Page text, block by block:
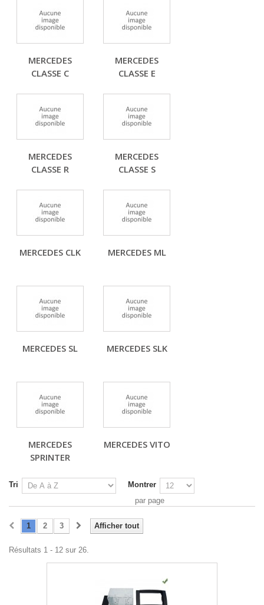
MERCEDES
CLASSE C
MERCEDES
CLASSE E
MERCEDES
CLASSE R
MERCEDES
CLASSE S
MERCEDES CLK MERCEDES ML
MERCEDES SL MERCEDES SLK
MERCEDES
SPRINTER
MERCEDES VITO
Tri
Montrer
par page
Afficher tout
1 2 3
Résultats 1 - 12 sur 26.